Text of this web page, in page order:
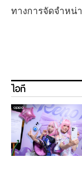
ทางการจัดจำหน่
ไอที